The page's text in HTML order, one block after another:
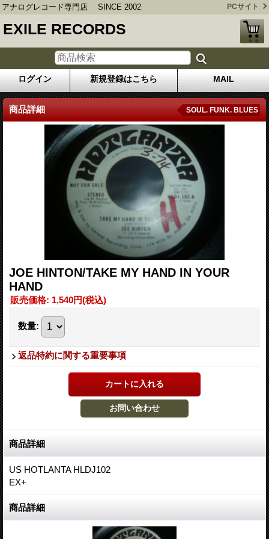
アナログレコード専門店 SINCE 2002 PCサイト
EXILE RECORDS
ログイン 新規登録はこちら MAIL
商品詳細 SOUL. FUNK. BLUES
JOE HINTON/TAKE MY HAND IN YOUR
HAND
販売価格: 1,540円(税込)
数量:
返品特約に関する重要事項
商品詳細
US HOTLANTA HLDJ102
EX+
商品詳細